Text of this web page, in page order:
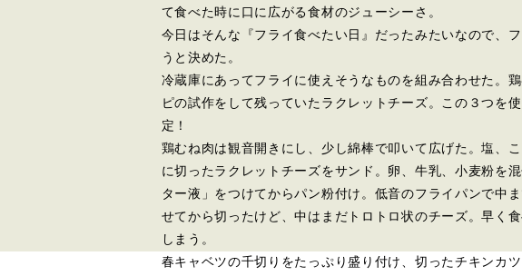
て食べた時に口に広がる食材のジューシーさ。
今日はそんな『フライ食べたい日』だったみたいなので、
うと決めた。
冷蔵庫にあってフライに使えそうなものを組み合わせた。
ピの試作をして残っていたラクレットチーズ。この３つを
定！
鶏むね肉は観音開きにし、少し綿棒で叩いて広げた。塩、
に切ったラクレットチーズをサンド。卵、牛乳、小麦粉を
ター液」をつけてからパン粉付け。低音のフライパンで中
せてから切ったけど、中はまだトロトロ状のチーズ。早く
しまう。
春キャベツの千切りをたっぷり盛り付け、切ったチキンカ